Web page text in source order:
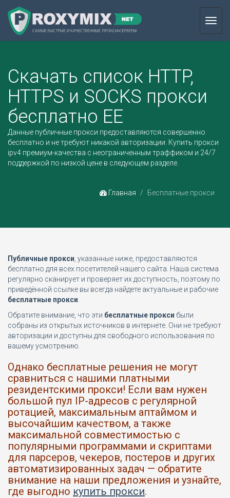
Скачать список HTTP,
HTTPS и SOCKS прокси
бесплатно EE
Данные публичные прокси предоставляются совершенно
бесплатно и не требуют никакой авторизации. Купить прокси
ipv4 премиум-качества с неограниченным траффиком и 24/7
поддержкой по низкой цене в следующем разделе.
Главная Бесплатные прокси
Публичные прокси , указанные ниже, предоставляются
бесплатно для всех посетителей нашего сайта. Наша система
регулярно сканирует и проверяет их доступность, поэтому по
приведённой ссылке вы всегда найдете актуальные и рабочие
бесплатные прокси
Обратите внимание, что эти бесплатные прокси были
собраны из открытых источников в интернете. Они не требуют
авторизации и доступны для свободного использования по
вашему усмотрению.
Однако бесплатные решения не могут
сравниться с нашими платными
резидентскими прокси! Если вам нужен
большой пул IP-адресов с регулярной
ротацией, максимальным аптаймом и
высочайшим качеством, а также
максимальной совместимостью с
популярными программами и скриптами
для парсеров, чекеров, постеров и других
автоматизированных задач — обратите
внимание на наши предложения и узнайте,
где выгодно купить прокси.